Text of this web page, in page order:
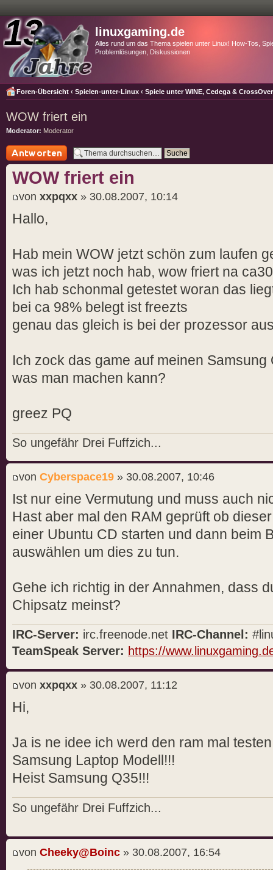
linuxgaming.de
Alles rund um das Thema spielen unter Linux! How-Tos,
Problemlösungen, Diskussionen
Foren-Übersicht ‹ Spielen-unter-Linux ‹ Spiele unter WINE, Cedega &
WOW friert ein
Moderator: Moderator
Antwort schreiben
WOW friert ein
von xxpqxx » 30.08.2007, 10:14
Hallo,
Hab mein WOW jetzt schön zum laufen
was ich jetzt noch hab, wow friert na
Ich hab schonmal getestet woran das
bei ca 98% belegt ist freezts
genau das gleich is bei der prozessor
Ich zock das game auf meinen
was man machen kann?
greez PQ
So ungefähr Drei Fuffzich...
von Cyberspace19 » 30.08.2007, 10:46
Ist nur eine Vermutung und muss auch
Hast aber mal den RAM geprüft ob
einer Ubuntu CD starten und dann beim
auswählen um dies zu tun.
Gehe ich richtig in der Annahmen, dass
Chipsatz meinst?
IRC-Server: irc.freenode.net IRC-Channel:
TeamSpeak Server: https://
von xxpqxx » 30.08.2007, 11:12
Hi,
Ja is ne idee ich werd den ram mal
Samsung Laptop Modell!!!
Heist Samsung Q35!!!
So ungefähr Drei Fuffzich...
von Cheeky@Boinc » 30.08.2007, 16:54